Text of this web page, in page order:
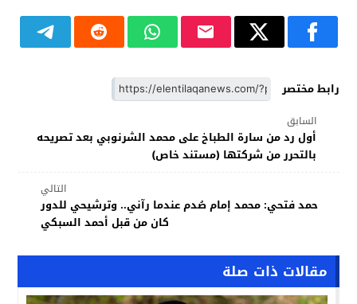
رابط مختصر
السابق
أول رد من سارة الطباخ على محمد الشرنوبي بعد تصريحه
بالتحرر من شركتها (مستند خاص)
التالي
حمد فتحي: محمد إمام صُدم عندما رآني.. وترشيحي للدور
كان من قبل أحمد السبكي
مقالات ذات صلة